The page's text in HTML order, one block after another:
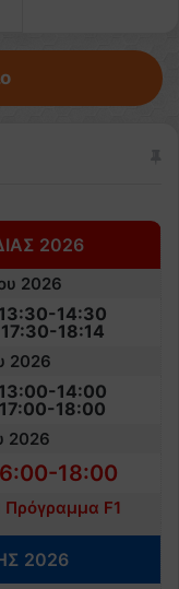
2026
2026
13:30-14:30
17:30-18:14
2026
13:00-14:00
17:00-18:00
2026
18:00
Πρόγραμμα F1
2026